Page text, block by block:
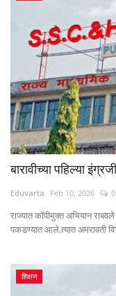
बारावीच्या पहिल्या
Eduvarta Feb 10, 2026 0
राज्यात कॉपीमुक्त अभियान राबवले
पकडण्यात आले.त्यात अमरावती
शिक्षण